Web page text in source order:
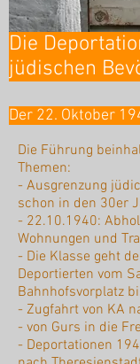
Die
jüdischen
Der 22. Oktober
Die Führung
Themen:
- Ausgrenzung
schon in den 30er
- 22.10.1940:
Wohnungen und
- Die Klasse geht
Deportierten vom
Bahnhofsvorplatz
- Zugfahrt von KA
- von Gurs in die
- Deportationen